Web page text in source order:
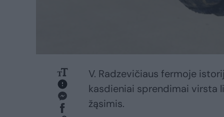
V. Radzevičiaus fermoje
kasdieniai sprendimai virsta
žąsimis.